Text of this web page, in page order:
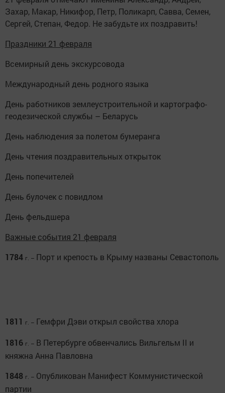
Захар, Макар, Никифор, Петр, Поликарп, Савва, Семен,
Сергей, Степан, Федор. Не забудьте их поздравить!
Праздники 21 февраля
Всемирный день экскурсовода
Международный день родного языка
День работников землеустроительной и картографо-
геодезической службы – Беларусь
День наблюдения за полетом бумеранга
День чтения поздравительных открыток
День попечителей
День булочек с повидлом
День фельдшера
Важные события 21 февраля
1784 г. – Порт и крепость в Крыму названы Севастополь
1811 г. – Гемфри Дэви открыл свойства хлора
1816 г. – В Петербурге обвенчались Вильгельм II и
княжна Анна Павловна
1848 г. – Опубликован Манифест Коммунистической
партии